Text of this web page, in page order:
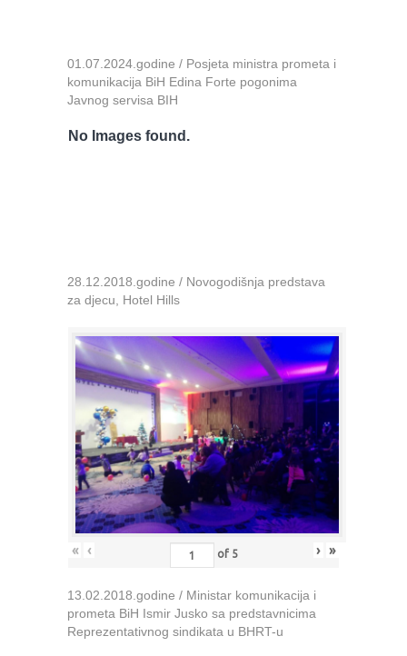
01.07.2024.godine / Posjeta ministra prometa i
komunikacija BiH Edina Forte pogonima
Javnog servisa BIH
No Images found.
28.12.2018.godine / Novogodišnja predstava
za djecu, Hotel Hills
« ‹ of 5 › »
13.02.2018.godine / Ministar komunikacija i
prometa BiH Ismir Jusko sa predstavnicima
Reprezentativnog sindikata u BHRT-u